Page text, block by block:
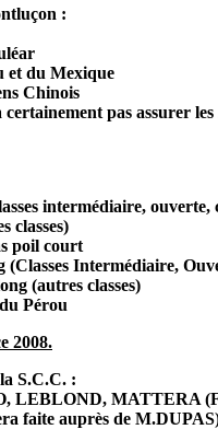
:
et du Mexique
Chinois
pas assurer
intermédiaire,
classes)
poil court
Intermédiaire,
(autres classes)
Pérou
2008.
S.C.C. :
LEBLOND, MATTERA
faite auprès de